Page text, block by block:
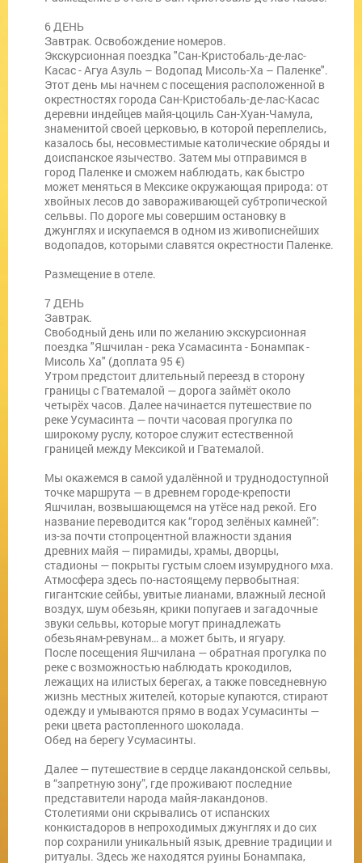
6 ДЕНЬ
Завтрак. Освобождение номеров.
Экскурсионная поездка "Сан-Кристобаль-де-лас-
Касас - Агуа Азуль – Водопад Мисоль-Ха – Паленке".
Этот день мы начнем с посещения расположенной в
окрестностях города Сан-Кристобаль-де-лас-Касас
деревни индейцев майя-цоциль Сан-Хуан-Чамула,
знаменитой своей церковью, в которой переплелись,
казалось бы, несовместимые католические обряды и
доиспанское язычество. Затем мы отправимся в
город Паленке и сможем наблюдать, как быстро
может меняться в Мексике окружающая природа: от
хвойных лесов до завораживающей субтропической
сельвы. По дороге мы совершим остановку в
джунглях и искупаемся в одном из живописнейших
водопадов, которыми славятся окрестности Паленке.
Размещение в отеле.
7 ДЕНЬ
Завтрак.
Свободный день или по желанию экскурсионная
поездка "Яшчилан - река Усамасинта - Бонампак -
Мисоль Ха" (доплата 95 €)
Утром предстоит длительный переезд в сторону
границы с Гватемалой — дорога займёт около
четырёх часов. Далее начинается путешествие по
реке Усумасинта — почти часовая прогулка по
широкому руслу, которое служит естественной
границей между Мексикой и Гватемалой.
Мы окажемся в самой удалённой и труднодоступной
точке маршрута — в древнем городе-крепости
Яшчилан, возвышающемся на утёсе над рекой. Его
название переводится как “город зелёных камней”:
из-за почти стопроцентной влажности здания
древних майя — пирамиды, храмы, дворцы,
стадионы — покрыты густым слоем изумрудного мха.
Атмосфера здесь по-настоящему первобытная:
гигантские сейбы, увитые лианами, влажный лесной
воздух, шум обезьян, крики попугаев и загадочные
звуки сельвы, которые могут принадлежать
обезьянам-ревунам… а может быть, и ягуару.
После посещения Яшчилана — обратная прогулка по
реке с возможностью наблюдать крокодилов,
лежащих на илистых берегах, а также повседневную
жизнь местных жителей, которые купаются, стирают
одежду и умываются прямо в водах Усумасинты —
реки цвета растопленного шоколада.
Обед на берегу Усумасинты.
Далее — путешествие в сердце лакандонской сельвы,
в “запретную зону”, где проживают последние
представители народа майя-лакандонов.
Столетиями они скрывались от испанских
конкистадоров в непроходимых джунглях и до сих
пор сохранили уникальный язык, древние традиции и
ритуалы. Здесь же находятся руины Бонампака,